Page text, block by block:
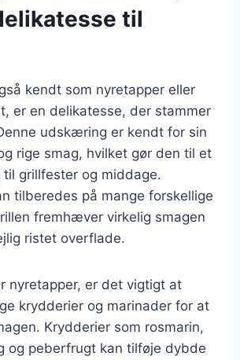
til
kendt som nyretapper eller
er en delikatesse, der stammer
udskæring er kendt for sin
rige smag, hvilket gør den til et
grillfester og middage.
tilberedes på mange forskellige
fremhæver virkelig smagen
ristet overflade.
nyretapper, er det vigtigt at
krydderier og marinader for at
Krydderier som rosmarin,
og peberfrugt kan tilføje dybde